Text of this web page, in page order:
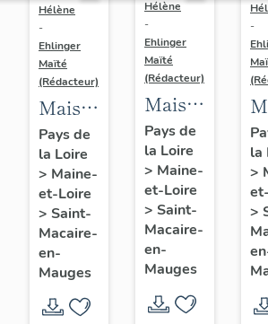
Hélène
-
Ehlinger
Maïté
(Rédacteur)
Maison
de
l'industriel
Auguste
Repussard,
24 rue
d'
Anjou,
Saint-
Pays de
la Loire
> Maine-
et-Loire
> Saint-
Macaire-
en-
Mauges
Hélène
-
Ehlinger
Maïté
(Rédacteur)
Maison
de
l'industriel
Yves
Repussard,20
rue d'
Anjou,
Saint-
Macaire-
Pays de
la Loire
> Maine-
et-Loire
> Saint-
Macaire-
en-
Mauges
-
la
>
>